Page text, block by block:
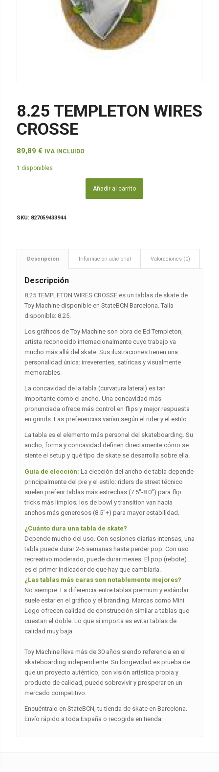
8.25 TEMPLETON WIRES
CROSSE
89,89 € IVA INCLUIDO
1 disponibles
Añadir al carrito
SKU: 827059433944
Descripción Información adicional Valoraciones (0)
Descripción
8.25 TEMPLETON WIRES CROSSE es un tablas de skate de
Toy Machine disponible en StateBCN Barcelona. Talla
disponible: 8.25.
Los gráficos de Toy Machine son obra de Ed Templeton,
artista reconocido internacionalmente cuyo trabajo va
mucho más allá del skate. Sus ilustraciones tienen una
personalidad única: irreverentes, satíricas y visualmente
memorables.
La concavidad de la tabla (curvatura lateral) es tan
importante como el ancho. Una concavidad más
pronunciada ofrece más control en flips y mejor respuesta
en grinds. Las preferencias varían según el rider y el estilo.
La tabla es el elemento más personal del skateboarding. Su
ancho, forma y concavidad definen directamente cómo se
siente el setup y qué tipo de skate se desarrolla sobre ella.
Guía de elección: La elección del ancho de tabla depende
principalmente del pie y el estilo: riders de street técnico
suelen preferir tablas más estrechas (7.5″-8.0″) para flip
tricks más limpios; los de bowl y transition van hacia
anchos más generosos (8.5″+) para mayor estabilidad.
¿Cuánto dura una tabla de skate?
Depende mucho del uso. Con sesiones diarias intensas, una
tabla puede durar 2-6 semanas hasta perder pop. Con uso
recreativo moderado, puede durar meses. El pop (rebote)
es el primer indicador de que hay que cambiarla.
¿Las tablas más caras son notablemente mejores?
No siempre. La diferencia entre tablas premium y estándar
suele estar en el gráfico y el branding. Marcas como Mini
Logo ofrecen calidad de construcción similar a tablas que
cuestan el doble. Lo que sí importa es evitar tablas de
calidad muy baja.
Toy Machine lleva más de 30 años siendo referencia en el
skateboarding independiente. Su longevidad es prueba de
que un proyecto auténtico, con visión artística propia y
producto de calidad, puede sobrevivir y prosperar en un
mercado competitivo.
Encuéntralo en StateBCN, tu tienda de skate en Barcelona.
Envío rápido a toda España o recogida en tienda.